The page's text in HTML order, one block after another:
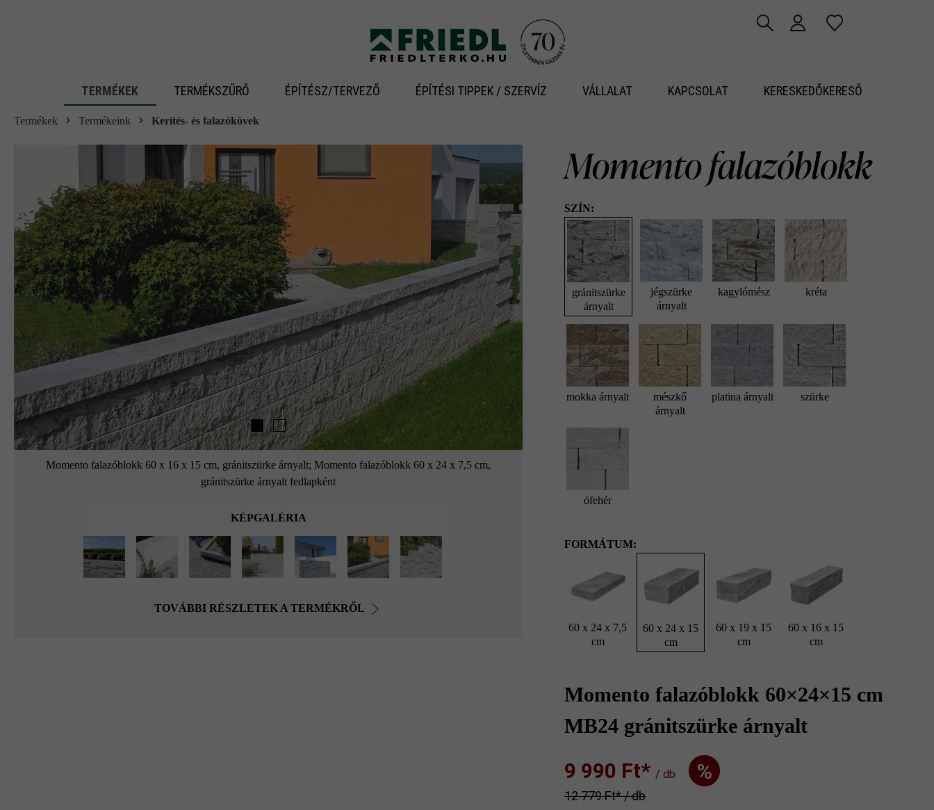
TERMÉKEK TERMÉKSZŰRŐ ÉPÍTÉSZ/TERVEZŐ ÉPÍTÉSI TIPPEK / SZERVÍZ VÁLLALAT KAPCSOLAT KERESKEDŐKERESŐ
Termékek Termékeink Kerítés- és falazókövek
Momento falazóblokk 60 x 16 x 15 cm, gránitszürke árnyalt; Momento falazóblokk 60 x 24 x 7,5 cm,
gránitszürke árnyalt fedlapként
KÉPGALÉRIA
TOVÁBBI RÉSZLETEK A TERMÉKRŐL
Momento falazóblokk
SZÍN:
gránitszürke
árnyalt
jégszürke
árnyalt
kagylómész kréta
mokka árnyalt
mészkő
árnyalt
platina árnyalt szürke
ófehér
FORMÁTUM:
60 x 24 x 7,5
cm
60 x 24 x 15
cm
60 x 19 x 15
cm
60 x 16 x 15
cm
Momento falazóblokk 60×24×15 cm
MB24 gránitszürke árnyalt
9 990 Ft‎‎‎*/ db %
12 779 Ft‎‎‎* / db